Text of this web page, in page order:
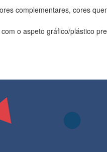
complementares, cores
o aspeto gráfico/plástico